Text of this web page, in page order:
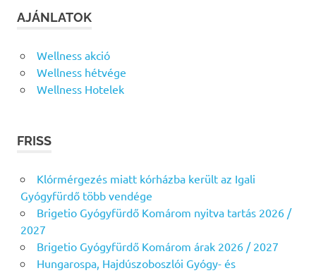
AJÁNLATOK
Wellness akció
Wellness hétvége
Wellness Hotelek
FRISS
Klórmérgezés miatt kórházba került az Igali
Gyógyfürdő több vendége
Brigetio Gyógyfürdő Komárom nyitva tartás 2026 /
2027
Brigetio Gyógyfürdő Komárom árak 2026 / 2027
Hungarospa, Hajdúszoboszlói Gyógy- és